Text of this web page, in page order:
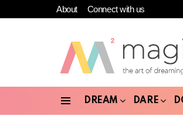
About Connect with us
DREAM DARE